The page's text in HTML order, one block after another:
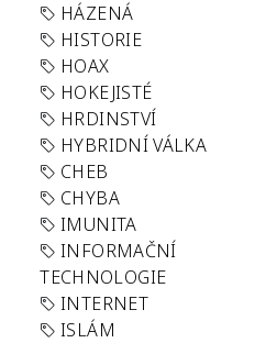
HÁZENÁ
HISTORIE
HOAX
HOKEJISTÉ
HRDINSTVÍ
HYBRIDNÍ VÁLKA
CHEB
CHYBA
IMUNITA
INFORMAČNÍ
TECHNOLOGIE
INTERNET
ISLÁM